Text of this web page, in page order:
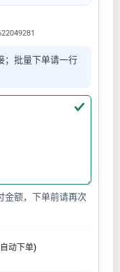
；批量下单请一行
金额，下单前请再次
动下单)